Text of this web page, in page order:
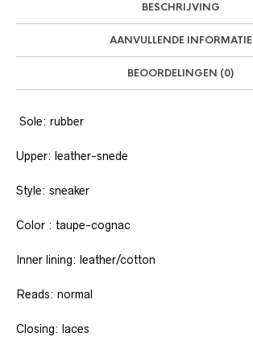
BESCHRIJVING
AANVULLENDE INFORMATIE
BEOORDELINGEN (0)
Sole: rubber
Upper: leather-snede
Style: sneaker
Color : taupe-cognac
Inner lining: leather/cotton
Reads: normal
Closing: laces